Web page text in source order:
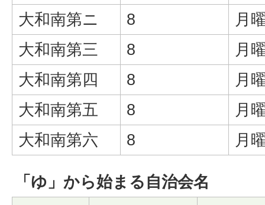
大和南第ニ
8
月
大和南第三
8
月
大和南第四
8
月
大和南第五
8
月
大和南第六
8 月
「ゆ」から始まる自治会名